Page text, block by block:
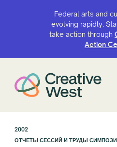
Federal arts and
evolving rapidly.
take action through
Action
2002
ОТЧЕТЫ СЕССИЙ И ТРУДЫ